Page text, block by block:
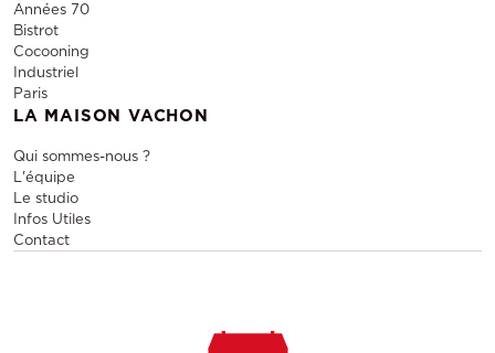
Années 70
Bistrot
Cocooning
Industriel
Paris
LA MAISON VACHON
Qui sommes-nous ?
L'équipe
Le studio
Infos Utiles
Contact